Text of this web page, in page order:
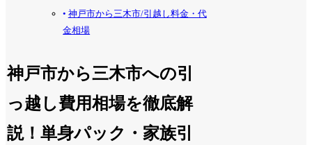
神戸市から三木市/引越し料金・代
金相場
神戸市から三木市への引
っ越し費用相場を徹底解
説！単身パック・家族引